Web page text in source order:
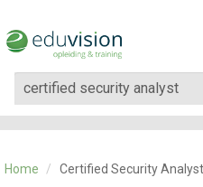
CATEGORIE
OVER ONS
Home / Certified Security Analyst